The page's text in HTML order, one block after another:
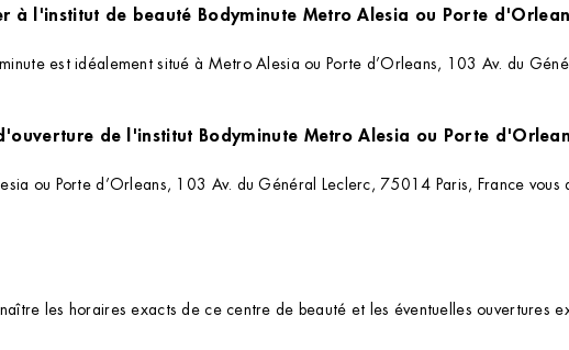
à l'institut de beauté Bodyminute Metro Alesia ou Porte
est idéalement situé à Metro Alesia ou Porte d’Orleans, 103 Av. du
Quels sont les horaires d'ouverture de l'institut
ou Porte d’Orleans, 103 Av. du Général Leclerc, 75014 Paris, France
les horaires exacts de ce centre de beauté et les éventuelles